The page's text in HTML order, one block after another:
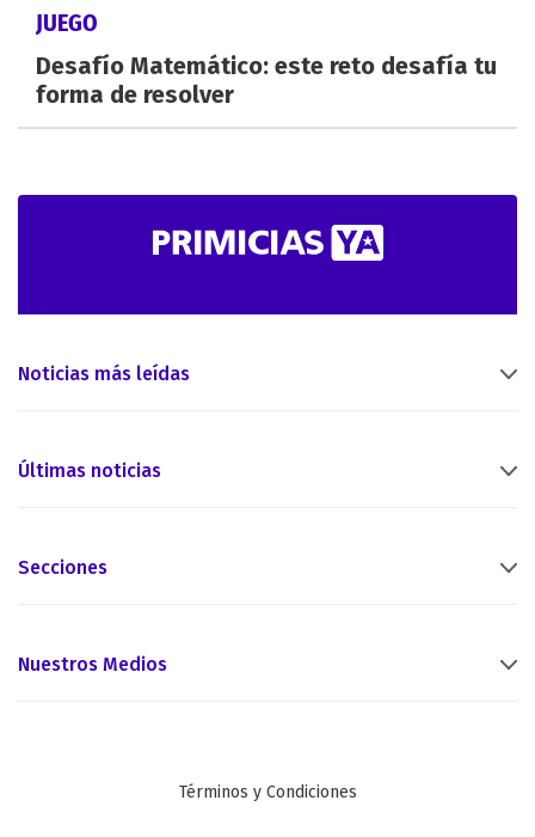
JUEGO
Desafío Matemático: este reto desafía tu
forma de resolver
Noticias más leídas
Últimas noticias
Secciones
Nuestros Medios
Términos y Condiciones